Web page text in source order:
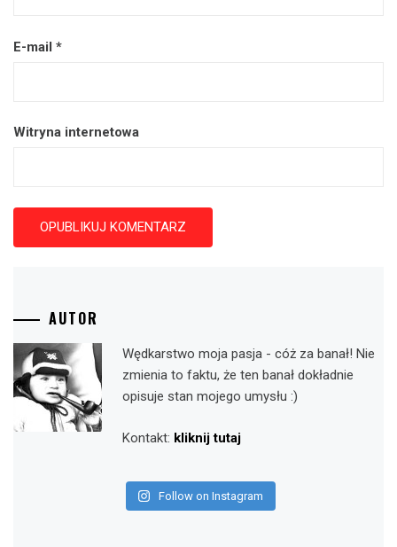
E-mail *
Witryna internetowa
AUTOR
Wędkarstwo moja pasja - cóż za banał! Nie
zmienia to faktu, że ten banał dokładnie
opisuje stan mojego umysłu :)
Kontakt: kliknij tutaj
Follow on Instagram